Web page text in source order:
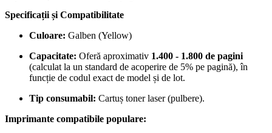
Specificații și Compatibilitate
Culoare: Galben (Yellow)
Capacitate: Oferă aproximativ 1.400 - 1.800 de pagini
(calculat la un standard de acoperire de 5% pe pagină), în
funcție de codul exact de model și de lot.
Tip consumabil: Cartuș toner laser (pulbere).
Imprimante compatibile populare: